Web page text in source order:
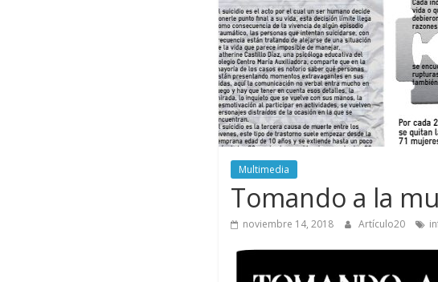
Multimedia
Tomando a la
noviembre 14, 2018 Artículo20